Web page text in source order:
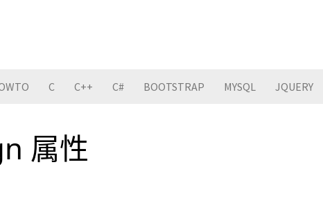
C C++ C# BOOTSTRAP MYSQL JQUERY
属性